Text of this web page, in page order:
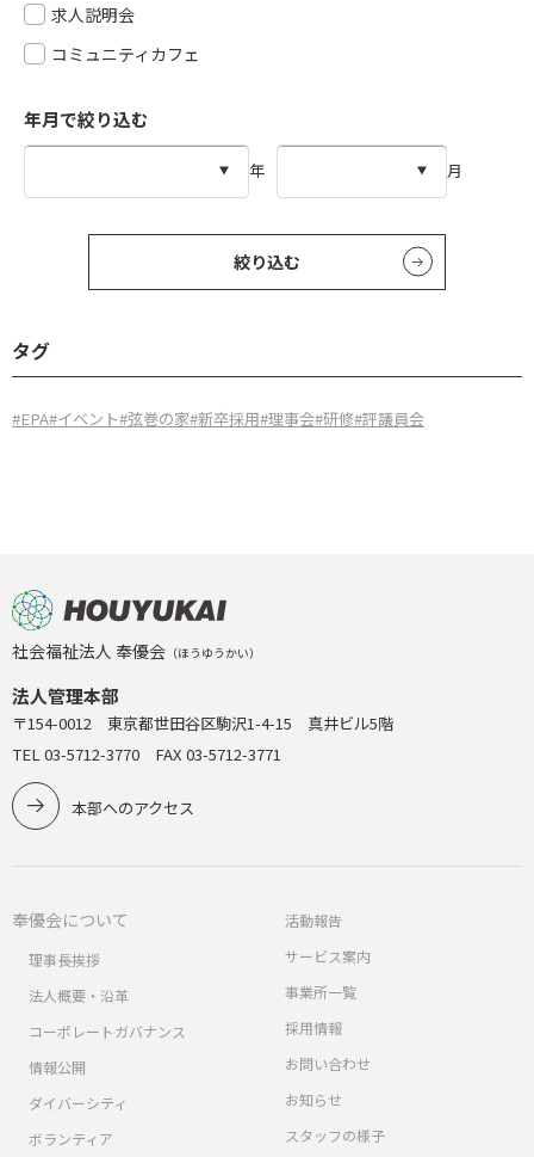
求人説明会
コミュニティカフェ
年月で絞り込む
年 月
絞り込む
タグ
#EPA#イベント#弦巻の家#新卒採用#理事会#研修#評議員会
社会福祉法人 奉優会 （ほうゆうかい）
法人管理本部
〒154-0012 東京都世田谷区駒沢1-4-15 真井ビル5階
TEL 03-5712-3770 FAX 03-5712-3771
本部へのアクセス
奉優会について
理事長挨拶
法人概要・沿革
コーポレートガバナンス
情報公開
ダイバーシティ
ボランティア
活動報告
サービス案内
事業所一覧
採用情報
お問い合わせ
お知らせ
スタッフの様子